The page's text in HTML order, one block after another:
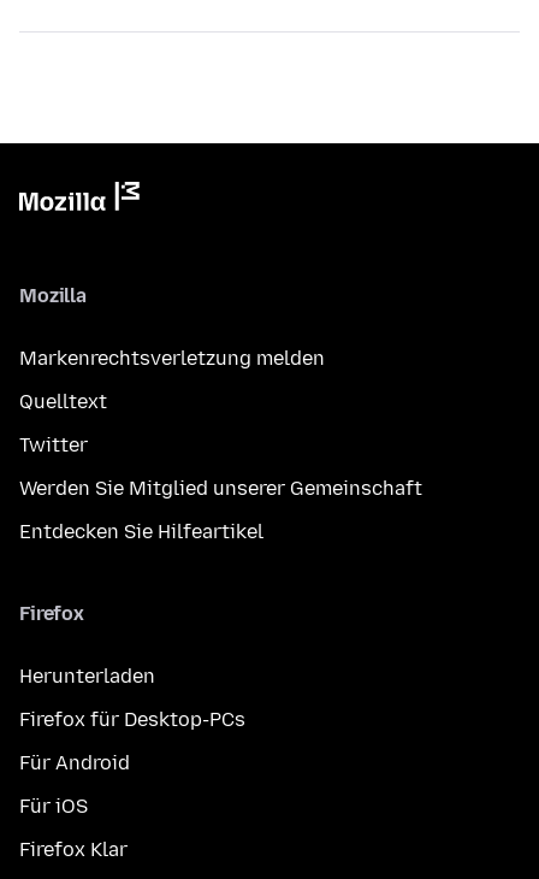
Mozilla
Markenrechtsverletzung melden
Quelltext
Twitter
Werden Sie Mitglied unserer Gemeinschaft
Entdecken Sie Hilfeartikel
Firefox
Herunterladen
Firefox für Desktop-PCs
Für Android
Für iOS
Firefox Klar